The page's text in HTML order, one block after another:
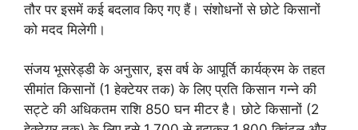
तौर पर इसमें कई बदलाव किए गए हैं। संशोधनों से छोटे किसानों
को मदद मिलेगी।
संजय भूसरेड्डी के अनुसार, इस वर्ष के आपूर्ति कार्यक्रम के तहत
सीमांत किसानों (1 हेक्टेयर तक) के लिए प्रति किसान गन्ने की
सट्टे की अधिकतम राशि 850 घन मीटर है। छोटे किसानों (2